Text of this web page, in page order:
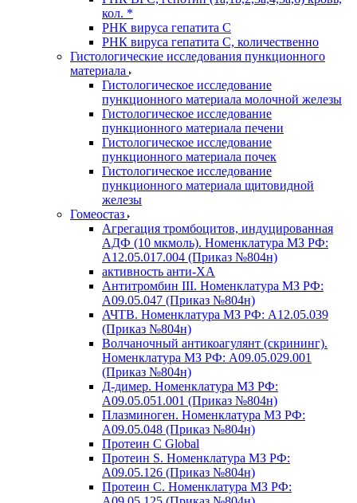
кол. *
РНК вируса гепатита C
РНК вируса гепатита C, количественно
Гистологические исследования пункционного
материала
Гистологическое исследование
пункционного материала молочной железы
Гистологическое исследование
пункционного материала печени
Гистологическое исследование
пункционного материала почек
Гистологическое исследование
пункционного материала щитовидной
железы
Гомеостаз
Агрегация тромбоцитов, индуцированная
АДФ (10 мкмоль). Номенклатура МЗ РФ:
A12.05.017.004 (Приказ №804н)
активность анти-ХА
Антитромбин III. Номенклатура МЗ РФ:
A09.05.047 (Приказ №804н)
АЧТВ. Номенклатура МЗ РФ: A12.05.039
(Приказ №804н)
Волчаночный антикоагулянт (скрининг).
Номенклатура МЗ РФ: A09.05.029.001
(Приказ №804н)
Д-димер. Номенклатура МЗ РФ:
A09.05.051.001 (Приказ №804н)
Плазминоген. Номенклатура МЗ РФ:
A09.05.048 (Приказ №804н)
Протеин C Global
Протеин S. Номенклатура МЗ РФ:
A09.05.126 (Приказ №804н)
Протеин С. Номенклатура МЗ РФ: